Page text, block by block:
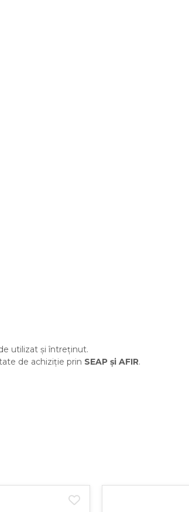
utilizat și întreținut.
de achiziție prin SEAP și AFIR.